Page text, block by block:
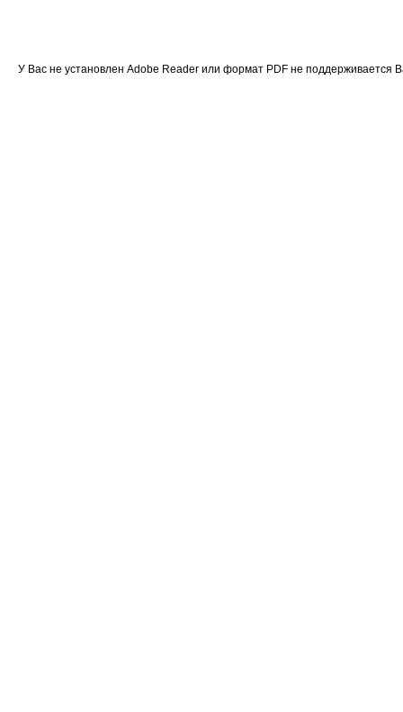
У Вас не установлен Adobe Reader или формат PDF не поддерживается